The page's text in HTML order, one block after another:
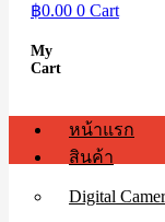
฿0.00 0 Cart
My
Cart
หน้าแรก
สินค้า
Digital